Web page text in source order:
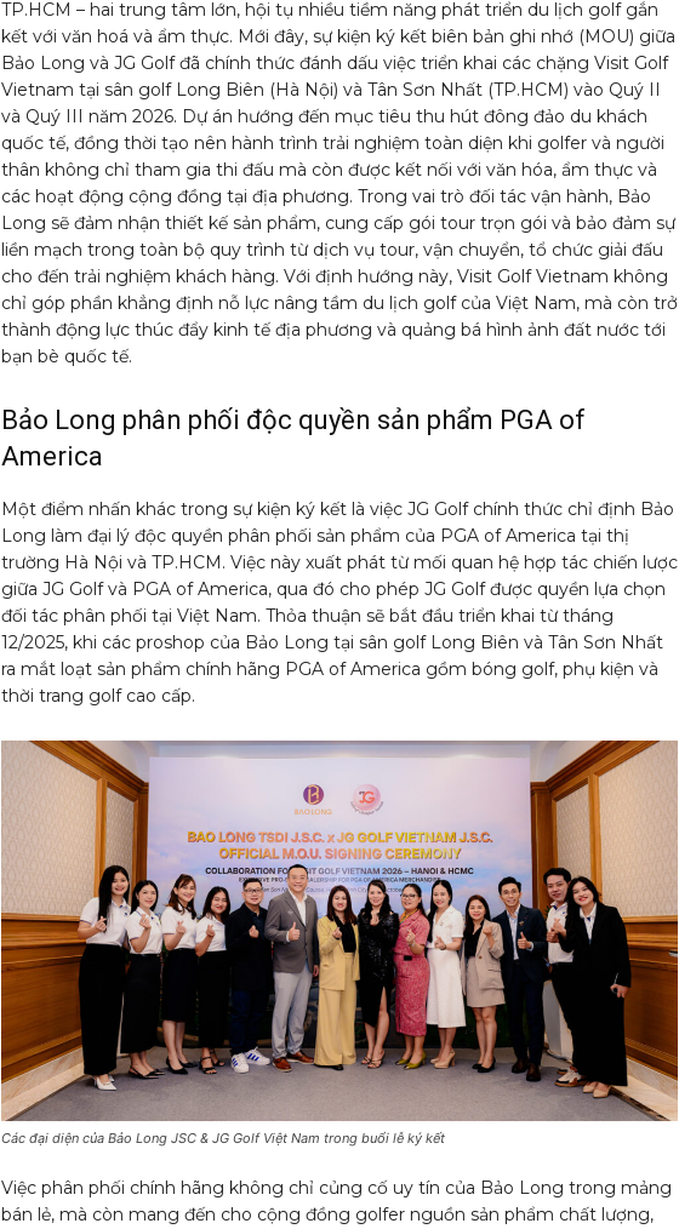
TP.HCM – hai trung tâm lớn, hội tụ nhiều tiềm năng phát triển du lịch golf gắn
kết với văn hoá và ẩm thực. Mới đây, sự kiện ký kết biên bản ghi nhớ (MOU) giữa
Bảo Long và JG Golf đã chính thức đánh dấu việc triển khai các chặng Visit Golf
Vietnam tại sân golf Long Biên (Hà Nội) và Tân Sơn Nhất (TP.HCM) vào Quý II
và Quý III năm 2026. Dự án hướng đến mục tiêu thu hút đông đảo du khách
quốc tế, đồng thời tạo nên hành trình trải nghiệm toàn diện khi golfer và người
thân không chỉ tham gia thi đấu mà còn được kết nối với văn hóa, ẩm thực và
các hoạt động cộng đồng tại địa phương. Trong vai trò đối tác vận hành, Bảo
Long sẽ đảm nhận thiết kế sản phẩm, cung cấp gói tour trọn gói và bảo đảm sự
liền mạch trong toàn bộ quy trình từ dịch vụ tour, vận chuyển, tổ chức giải đấu
cho đến trải nghiệm khách hàng. Với định hướng này, Visit Golf Vietnam không
chỉ góp phần khẳng định nỗ lực nâng tầm du lịch golf của Việt Nam, mà còn trở
thành động lực thúc đẩy kinh tế địa phương và quảng bá hình ảnh đất nước tới
bạn bè quốc tế.
Bảo Long phân phối độc quyền sản phẩm PGA of
America
Một điểm nhấn khác trong sự kiện ký kết là việc JG Golf chính thức chỉ định Bảo
Long làm đại lý độc quyền phân phối sản phẩm của PGA of America tại thị
trường Hà Nội và TP.HCM. Việc này xuất phát từ mối quan hệ hợp tác chiến lược
giữa JG Golf và PGA of America, qua đó cho phép JG Golf được quyền lựa chọn
đối tác phân phối tại Việt Nam. Thỏa thuận sẽ bắt đầu triển khai từ tháng
12/2025, khi các proshop của Bảo Long tại sân golf Long Biên và Tân Sơn Nhất
ra mắt loạt sản phẩm chính hãng PGA of America gồm bóng golf, phụ kiện và
thời trang golf cao cấp.
Các đại diện của Bảo Long JSC & JG Golf Việt Nam trong buổi lễ ký kết
Việc phân phối chính hãng không chỉ củng cố uy tín của Bảo Long trong mảng
bán lẻ, mà còn mang đến cho cộng đồng golfer nguồn sản phẩm chất lượng,